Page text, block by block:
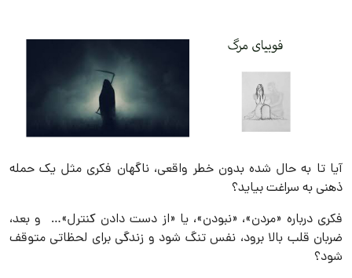
آیا تا به حال شده بدون خطر واقعی، ناگهان فکری مثل یک حمله
ذهنی به سراغت بیاید؟
فکری درباره «مردن»، «نبودن»، یا «از دست دادن کنترل»… و بعد،
ضربان قلب بالا برود، نفس تنگ شود و زندگی برای لحظاتی متوقف
شود؟